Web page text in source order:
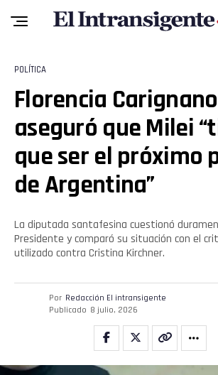
POLÍTICA
Florencia Carignano
aseguró que Milei
que ser el próximo
de Argentina”
La diputada santafesina cuestionó
Presidente y comparó su situación con el
utilizado contra Cristina Kirchner.
Por Redacción El intransigente
Publicado 8 julio, 2026